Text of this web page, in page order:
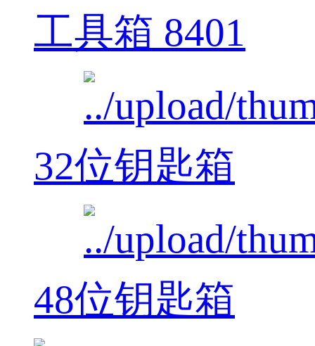
工具箱 8401
32位钥匙箱
48位钥匙箱